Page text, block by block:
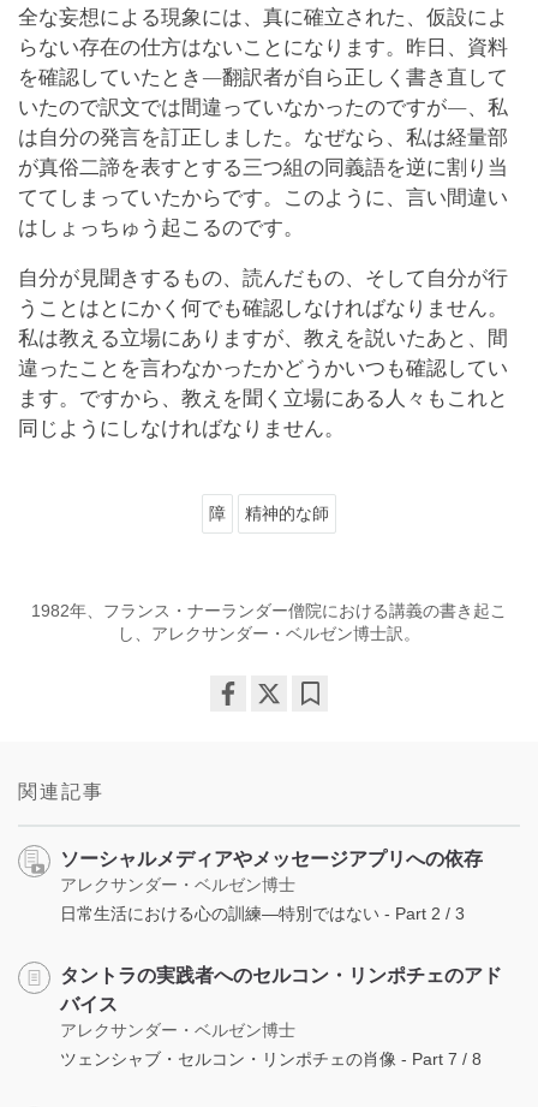
全な妄想による現象には、真に確立された、仮設によ
らない存在の仕方はないことになります。昨日、資料
を確認していたとき―翻訳者が自ら正しく書き直して
いたので訳文では間違っていなかったのですが―、私
は自分の発言を訂正しました。なぜなら、私は経量部
が真俗二諦を表すとする三つ組の同義語を逆に割り当
ててしまっていたからです。このように、言い間違い
はしょっちゅう起こるのです。
自分が見聞きするもの、読んだもの、そして自分が行
うことはとにかく何でも確認しなければなりません。
私は教える立場にありますが、教えを説いたあと、間
違ったことを言わなかったかどうかいつも確認してい
ます。ですから、教えを聞く立場にある人々もこれと
同じようにしなければなりません。
障 精神的な師
1982年、フランス・ナーランダー僧院における講義の書き起こ
し、アレクサンダー・ベルゼン博士訳。
関連記事
ソーシャルメディアやメッセージアプリへの依存
アレクサンダー・ベルゼン博士
日常生活における心の訓練―特別ではない - Part 2 / 3
タントラの実践者へのセルコン・リンポチェのアド
バイス
アレクサンダー・ベルゼン博士
ツェンシャブ・セルコン・リンポチェの肖像 - Part 7 / 8